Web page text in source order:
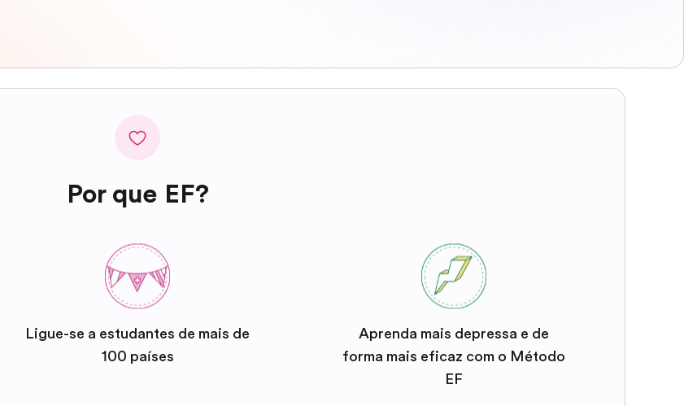
Por que EF?
Ligue-se a estudantes de mais de
100 países
Aprenda mais depressa e de
forma mais eficaz com o Método
EF